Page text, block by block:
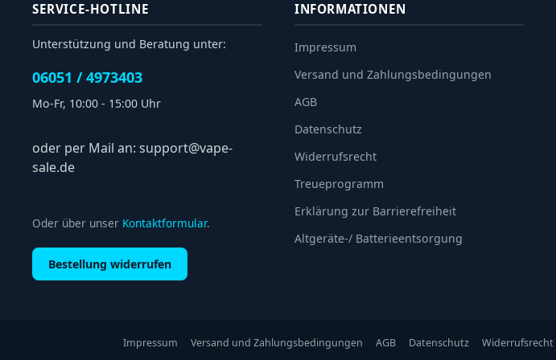
SERVICE-HOTLINE
Unterstützung und Beratung unter:
06051 / 4973403
Mo-Fr, 10:00 - 15:00 Uhr
oder per Mail an: support@vape-
sale.de
Oder über unser Kontaktformular.
Bestellung widerrufen
INFORMATIONEN
Impressum
Versand und Zahlungsbedingungen
AGB
Datenschutz
Widerrufsrecht
Treueprogramm
Erklärung zur Barrierefreiheit
Altgeräte-/ Batterieentsorgung
Impressum Versand und Zahlungsbedingungen AGB Datenschutz Widerrufsrecht